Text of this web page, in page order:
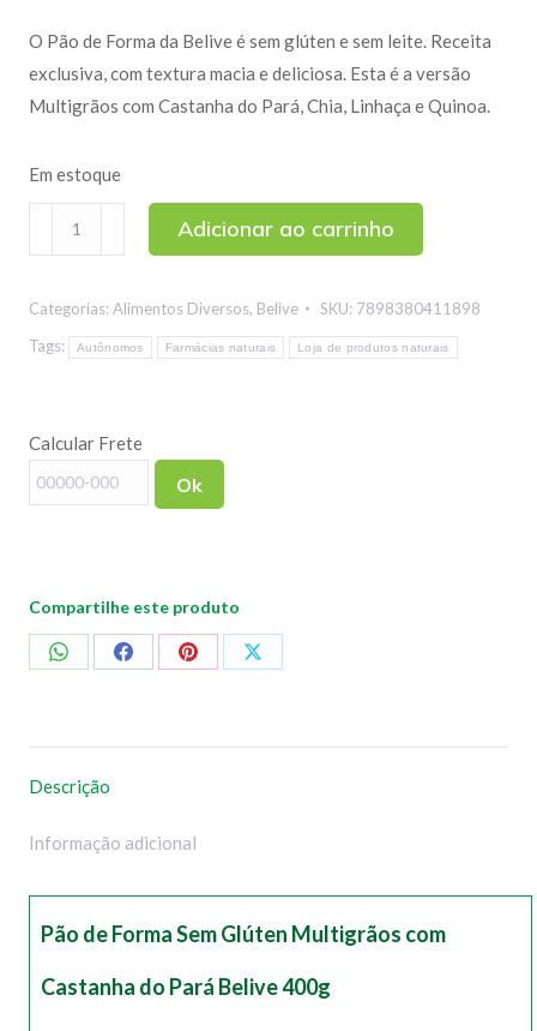
O Pão de Forma da Belive é sem glúten e sem leite. Receita
exclusiva, com textura macia e deliciosa. Esta é a versão
Multigrãos com Castanha do Pará, Chia, Linhaça e Quinoa.
Em estoque
Sem
Glúten
400g
quantidade
Adicionar ao carrinho
Categorias: Alimentos Diversos, Belive SKU: 7898380411898
Tags:
Autônomos Farmácias naturais Loja de produtos naturais
Calcular Frete
Ok
Compartilhe este produto
CompartilharCompartilharCompartilharCompartilhar
Descrição
Informação adicional
Pão de Forma Sem Glúten Multigrãos com
Castanha do Pará Belive 400g